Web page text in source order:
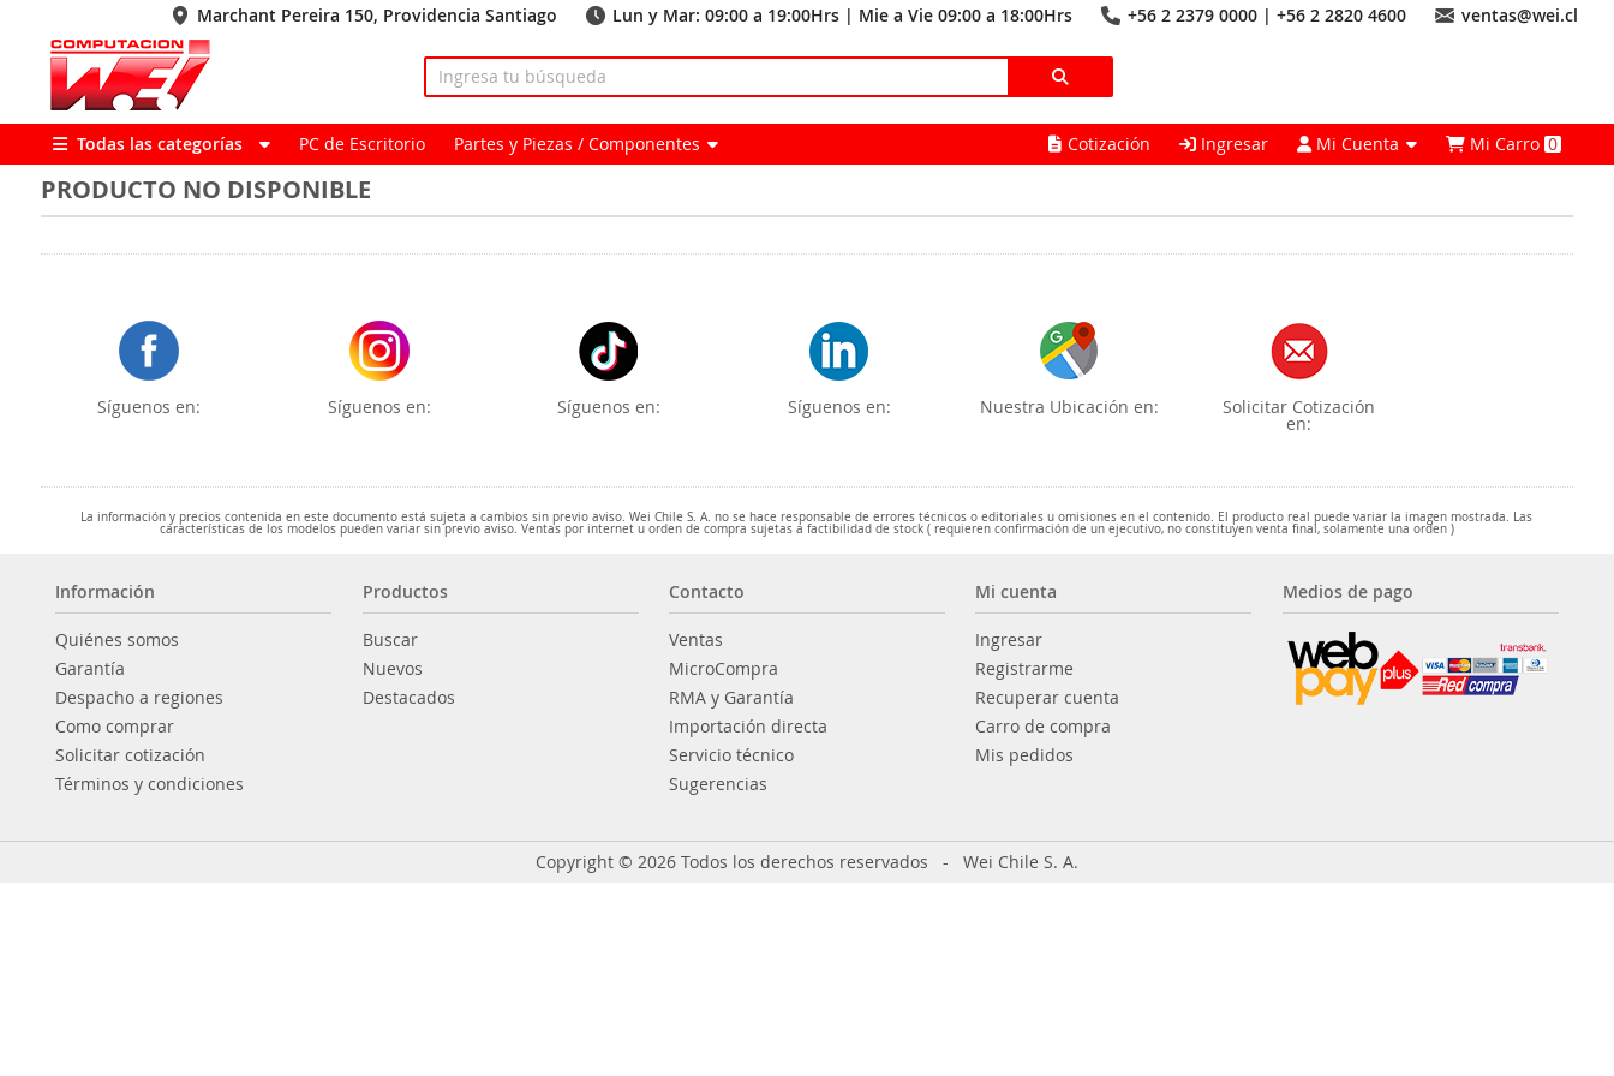
Marchant Pereira 150, Providencia Santiago Lun y Mar: 09:00 a 19:00Hrs | Mie a Vie 09:00 a 18:00Hrs +56 2 2379 0000 | +56 2 2820 4600 ventas@wei.cl
Todas las categorías PC de Escritorio Partes y Piezas / Componentes Cotización Ingresar Mi Cuenta Mi Carro0
PRODUCTO NO DISPONIBLE
Síguenos en: Síguenos en: Síguenos en: Síguenos en: Nuestra Ubicación en: Solicitar Cotización
en:
La información y precios contenida en este documento está sujeta a cambios sin previo aviso. Wei Chile S. A. no se hace responsable de errores técnicos o editoriales u omisiones en el contenido. El producto real puede variar la imagen mostrada. Las
características de los modelos pueden variar sin previo aviso. Ventas por internet u orden de compra sujetas a factibilidad de stock ( requieren confirmación de un ejecutivo, no constituyen venta final, solamente una orden )
Información
Quiénes somos
Garantía
Despacho a regiones
Como comprar
Solicitar cotización
Términos y condiciones
Productos
Buscar
Nuevos
Destacados
Contacto
Ventas
MicroCompra
RMA y Garantía
Importación directa
Servicio técnico
Sugerencias
Mi cuenta
Ingresar
Registrarme
Recuperar cuenta
Carro de compra
Mis pedidos
Medios de pago
Copyright © 2026 Todos los derechos reservados - Wei Chile S. A.